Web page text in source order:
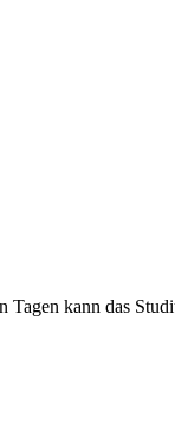
Tagen kann das